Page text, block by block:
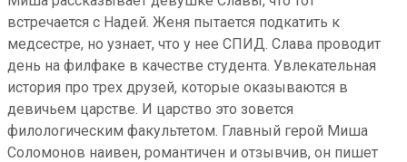
встречается с Надей. Женя пытается подкатить к
медсестре, но узнает, что у нее СПИД. Слава проводит
день на филфаке в качестве студента. Увлекательная
история про трех друзей, которые оказываются в
девичьем царстве. И царство это зовется
филологическим факультетом. Главный герой Миша
Соломонов наивен, романтичен и отзывчив, он пишет